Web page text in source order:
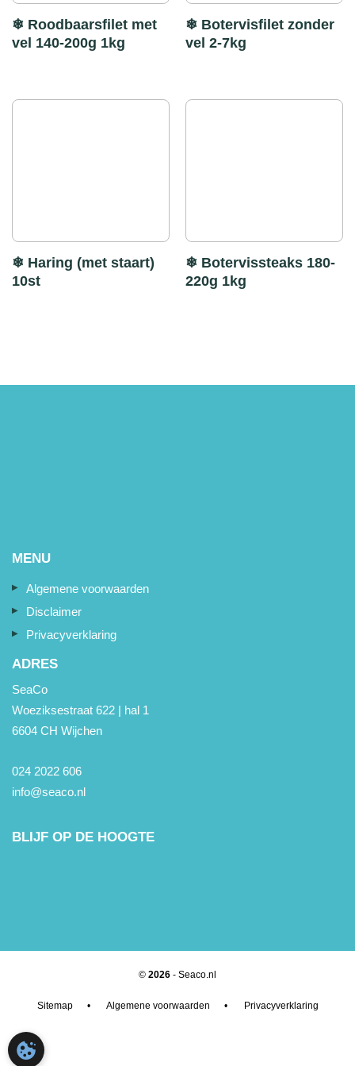
❄ Roodbaarsfilet met
vel 140-200g 1kg
❄ Botervisfilet zonder
vel 2-7kg
❄ Haring (met staart)
10st
❄ Botervissteaks 180-
220g 1kg
MENU
Algemene voorwaarden
Disclaimer
Privacyverklaring
ADRES
SeaCo
Woeziksestraat 622 | hal 1
6604 CH Wijchen
024 2022 606
info@seaco.nl
BLIJF OP DE HOOGTE
© 2026 - Seaco.nl
Sitemap• Algemene voorwaarden • Privacyverklaring
COOKIE-INSTELLINGEN